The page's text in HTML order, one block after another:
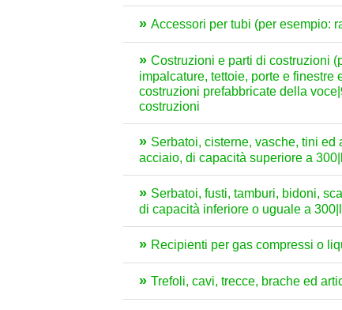
Accessori per tubi (per esempio:
Costruzioni e parti di costruzioni
impalcature, tettoie, porte e
costruzioni prefabbricate della
costruzioni
Serbatoi, cisterne, vasche, tini
acciaio, di capacità superiore a
Serbatoi, fusti, tamburi, bidoni,
di capacità inferiore o uguale a
Recipienti per gas compressi o
Trefoli, cavi, trecce, brache ed